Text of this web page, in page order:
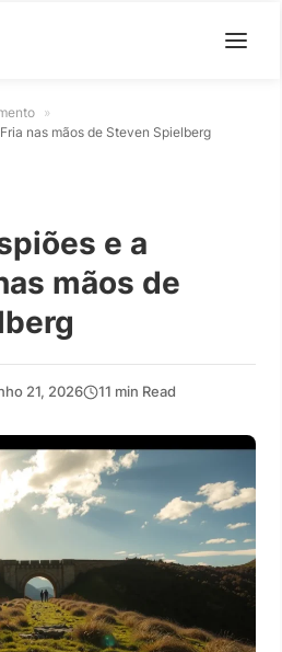
»
nas mãos de Steven Spielberg
e a
mãos de
21, 2026 11 min Read